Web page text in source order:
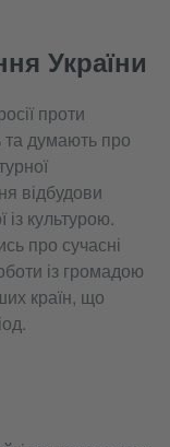
України
проти
та думають про
відбудови
із культурою.
про сучасні
із громадою
країн, що